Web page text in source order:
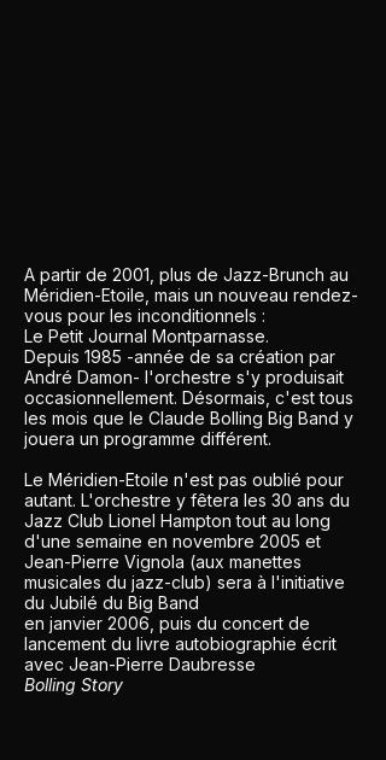
A partir de 2001, plus de Jazz-Brunch au
Méridien-Etoile, mais un nouveau rendez-
vous pour les inconditionnels :
Le Petit Journal Montparnasse.
Depuis 1985 -année de sa création par
André Damon- l'orchestre s'y produisait
occasionnellement. Désormais, c'est tous
les mois que le Claude Bolling Big Band y
jouera un programme différent.
Le Méridien-Etoile n'est pas oublié pour
autant. L'orchestre y fêtera les 30 ans du
Jazz Club Lionel Hampton tout au long
d'une semaine en novembre 2005 et
Jean-Pierre Vignola (aux manettes
musicales du jazz-club) sera à l'initiative
du Jubilé du Big Band
en janvier 2006, puis du concert de
lancement du livre autobiographie écrit
avec Jean-Pierre Daubresse
Bolling Story